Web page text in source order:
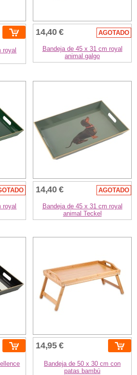
royal
14,40 € AGOTADO
Bandeja de 45 x 31 cm royal
animal galgo
royal
14,40 € AGOTADO
Bandeja de 45 x 31 cm royal
animal Teckel
14,95 €
Bandeja de 50 x 30 cm con
patas bambú